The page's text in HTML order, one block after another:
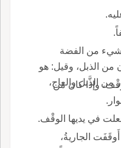
شيء من الفضة
من الذبل، وقيل: هو
من الذَّبل والعاج،
وإذا كان من
وحكى ابن بري عن أَبي عمرو أَوقَفَت الجاريةُ،